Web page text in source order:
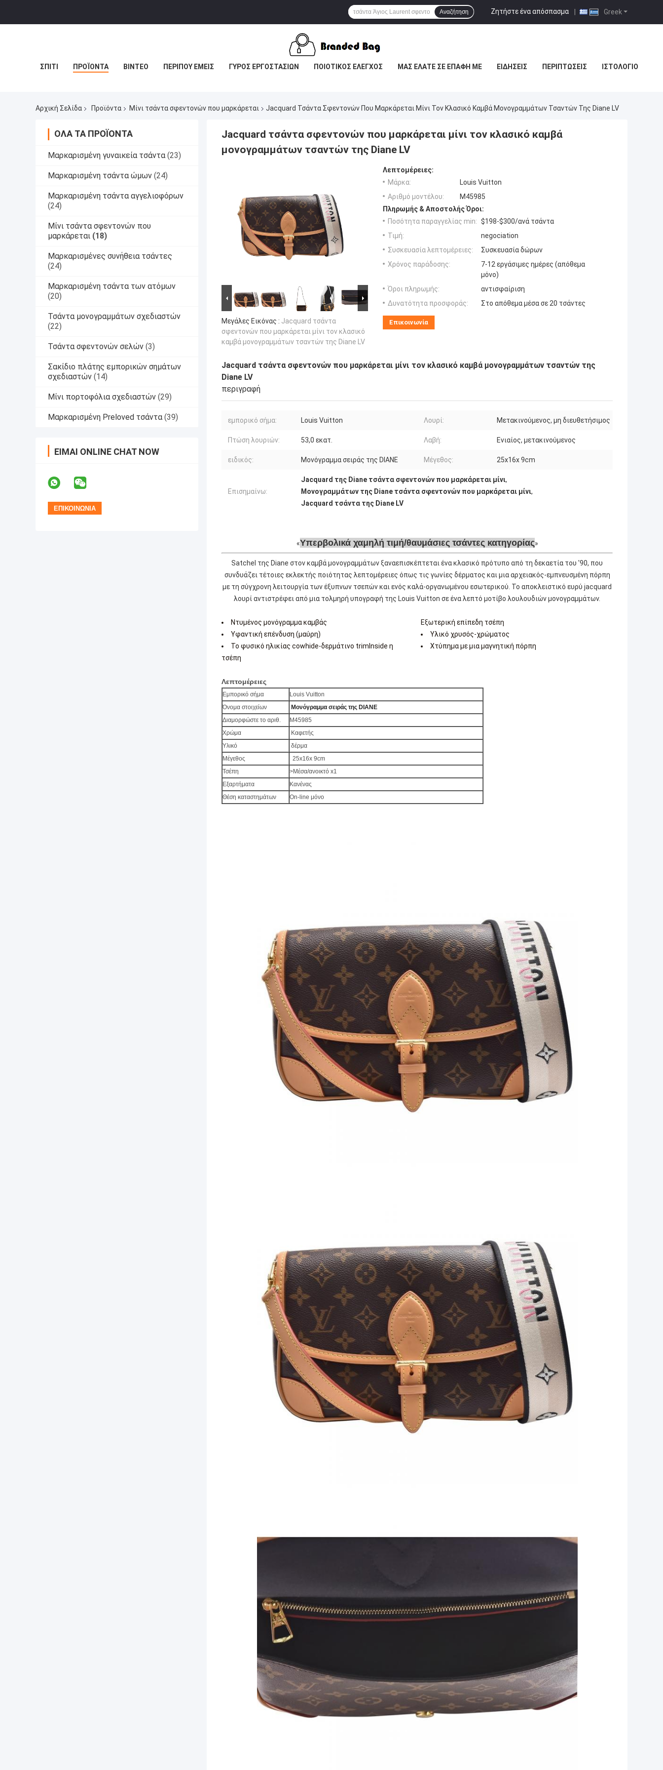
Greek
Ζητήστε ένα απόσπασμα |
Αναζήτηση
ΣΠΊΤΙ ΠΡΟΪΌΝΤΑ ΒΊΝΤΕΟ ΠΕΡΊΠΟΥ ΕΜΕΊΣ ΓΎΡΟΣ ΕΡΓΟΣΤΑΣΊΩΝ ΠΟΙΟΤΙΚΌΣ ΈΛΕΓΧΟΣ ΜΑΣ ΕΛΆΤΕ ΣΕ ΕΠΑΦΉ ΜΕ ΕΙΔΉΣΕΙΣ ΠΕΡΙΠΤΏΣΕΙΣ ΙΣΤΟΛΌΓΙΟ
Αρχική Σελίδα Προϊόντα Μίνι τσάντα σφεντονών που μαρκάρεται Jacquard Τσάντα Σφεντονών Που Μαρκάρεται Μίνι Τον Κλασικό Καμβά Μονογραμμάτων Τσαντών Της Diane LV
ΌΛΑ ΤΑ ΠΡΟΪΌΝΤΑ
Μαρκαρισμένη γυναικεία τσάντα (23)
Μαρκαρισμένη τσάντα ώμων (24)
Μαρκαρισμένη τσάντα αγγελιοφόρων
(24)
Μίνι τσάντα σφεντονών που
μαρκάρεται (18)
Μαρκαρισμένες συνήθεια τσάντες
(24)
Μαρκαρισμένη τσάντα των ατόμων
(20)
Τσάντα μονογραμμάτων σχεδιαστών
(22)
Τσάντα σφεντονών σελών (3)
Σακίδιο πλάτης εμπορικών σημάτων
σχεδιαστών (14)
Μίνι πορτοφόλια σχεδιαστών (29)
Μαρκαρισμένη Preloved τσάντα (39)
ΕΊΜΑΙ ONLINE CHAT NOW
Jacquard τσάντα σφεντονών που μαρκάρεται μίνι τον κλασικό καμβά
μονογραμμάτων τσαντών της Diane LV
Μεγάλες Εικόνας : Jacquard τσάντα
σφεντονών που μαρκάρεται μίνι τον κλασικό
καμβά μονογραμμάτων τσαντών της Diane LV
Λεπτομέρειες:
Μάρκα:
Louis Vuitton
Αριθμό μοντέλου:
M45985
Πληρωμής & Αποστολής Όροι:
Ποσότητα παραγγελίας min: $198-$300/ανά τσάντα
Τιμή:
negociation
Συσκευασία λεπτομέρειες:
Συσκευασία δώρων
Χρόνος παράδοσης:
7-12 εργάσιμες ημέρες (απόθεμα
μόνο)
Όροι πληρωμής:
αντισφαίριση
Δυνατότητα προσφοράς:
Στο απόθεμα μέσα σε 20 τσάντες
Επικοινωνία
Jacquard τσάντα σφεντονών που μαρκάρεται μίνι τον κλασικό καμβά μονογραμμάτων τσαντών της
Diane LV
περιγραφή
εμπορικό σήμα: Louis Vuitton Λουρί: Μετακινούμενος, μη διευθετήσιμος
Πτώση λουριών: 53,0 εκατ. Λαβή: Ενιαίος, μετακινούμενος
ειδικός: Μονόγραμμα σειράς της DIANE Μέγεθος: 25x16x 9cm
Επισημαίνω:
Jacquard της Diane τσάντα σφεντονών που μαρκάρεται μίνι,
Μονογραμμάτων της Diane τσάντα σφεντονών που μαρκάρεται μίνι,
Jacquard τσάντα της Diane LV
Υπερβολικά χαμηλή τιμή/θαυμάσιες τσάντες κατηγορίας
Satchel της Diane στον καμβά μονογραμμάτων ξαναεπισκέπτεται ένα κλασικό πρότυπο από τη δεκαετία του '90, που
συνδυάζει τέτοιες εκλεκτής ποιότητας λεπτομέρειες όπως τις γωνίες δέρματος και μια αρχειακός-εμπνευσμένη πόρπη
με τη σύγχρονη λειτουργία των έξυπνων τσεπών και ενός καλά-οργανωμένου εσωτερικού. Το αποκλειστικό ευρύ jacquard
λουρί αντιστρέφει από μια τολμηρή υπογραφή της Louis Vuitton σε ένα λεπτό μοτίβο λουλουδιών μονογραμμάτων.
Ντυμένος μονόγραμμα καμβάς
Υφαντική επένδυση (μαύρη)
Το φυσικό ηλικίας cowhide-δερμάτινο trimInside η
τσέπη
Εξωτερική επίπεδη τσέπη
Υλικό χρυσός-χρώματος
Χτύπημα με μια μαγνητική πόρπη
Λεπτομέρειες
Εμπορικό σήμα
Louis Vuitton
Όνομα στοιχείων
Μονόγραμμα σειράς της DIANE
Διαμορφώστε το αριθ.
M45985
Χρώμα
Καφετής
Υλικό
δέρμα
Μέγεθος
25x16x 9cm
Τσέπη
>Μέσα/ανοικτό x1
Εξαρτήματα
Κανένας
Θέση καταστημάτων
On-line μόνο